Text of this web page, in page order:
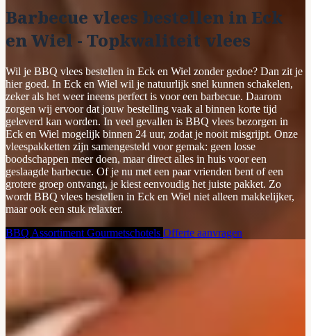
Barbecue vlees bestellen in Eck
en Wiel - Topkwaliteit vlees
Wil je BBQ vlees bestellen in Eck en Wiel zonder gedoe? Dan zit je
hier goed. In Eck en Wiel wil je natuurlijk snel kunnen schakelen,
zeker als het weer ineens perfect is voor een barbecue. Daarom
zorgen wij ervoor dat jouw bestelling vaak al binnen korte tijd
geleverd kan worden. In veel gevallen is BBQ vlees bezorgen in
Eck en Wiel mogelijk binnen 24 uur, zodat je nooit misgrijpt. Onze
vleespakketten zijn samengesteld voor gemak: geen losse
boodschappen meer doen, maar direct alles in huis voor een
geslaagde barbecue. Of je nu met een paar vrienden bent of een
grotere groep ontvangt, je kiest eenvoudig het juiste pakket. Zo
wordt BBQ vlees bestellen in Eck en Wiel niet alleen makkelijker,
maar ook een stuk relaxter.
BBQ Assortiment Gourmetschotels Offerte aanvragen